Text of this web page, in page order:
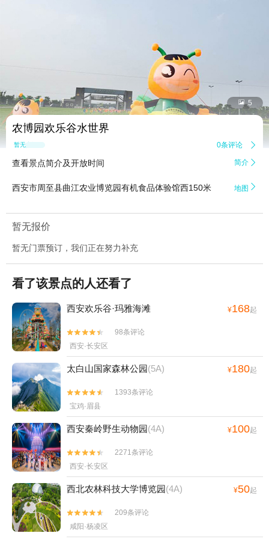
 5
农博园欢乐谷水世界
暂无点评 0条评论 
查看景点简介及开放时间 简介 
西安市周至县曲江农业博览园有机食品体验馆西150米 地图 
暂无报价
暂无门票预订，我们正在努力补充
看了该景点的人还看了
西安欢乐谷·玛雅海滩 ¥168起


98条评论
西安·长安区
太白山国家森林公园(5A) ¥180起


1393条评论
宝鸡·眉县
西安秦岭野生动物园(4A) ¥100起


2271条评论
西安·长安区
西北农林科技大学博览园(4A) ¥50起


209条评论
咸阳·杨凌区